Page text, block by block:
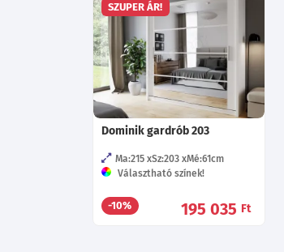
SZUPER ÁR!
Dominik gardrób 203
Ma:215 Sz:203 Mé:61cm
Választható színek!
-10% 195 035 Ft